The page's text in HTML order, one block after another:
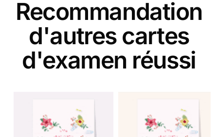
Recommandation
d'autres cartes
d'examen réussi